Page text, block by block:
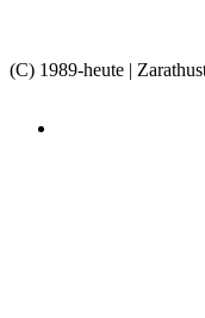
(C) 1989-heute |